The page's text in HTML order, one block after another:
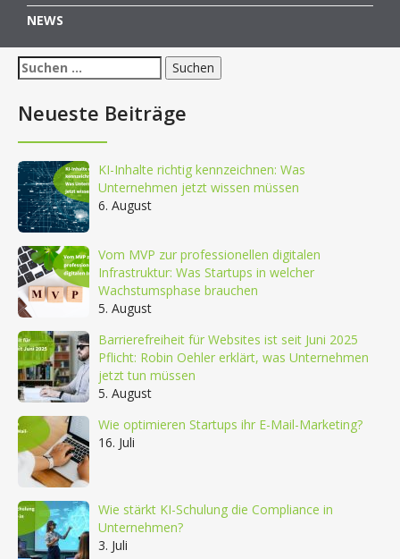
NEWS
Suchen
nach:
Neueste Beiträge
KI-Inhalte richtig kennzeichnen: Was
Unternehmen jetzt wissen müssen
6. August
Vom MVP zur professionellen digitalen
Infrastruktur: Was Startups in welcher
Wachstumsphase brauchen
5. August
Barrierefreiheit für Websites ist seit Juni 2025
Pflicht: Robin Oehler erklärt, was Unternehmen
jetzt tun müssen
5. August
Wie optimieren Startups ihr E-Mail-Marketing?
16. Juli
Wie stärkt KI-Schulung die Compliance in
Unternehmen?
3. Juli